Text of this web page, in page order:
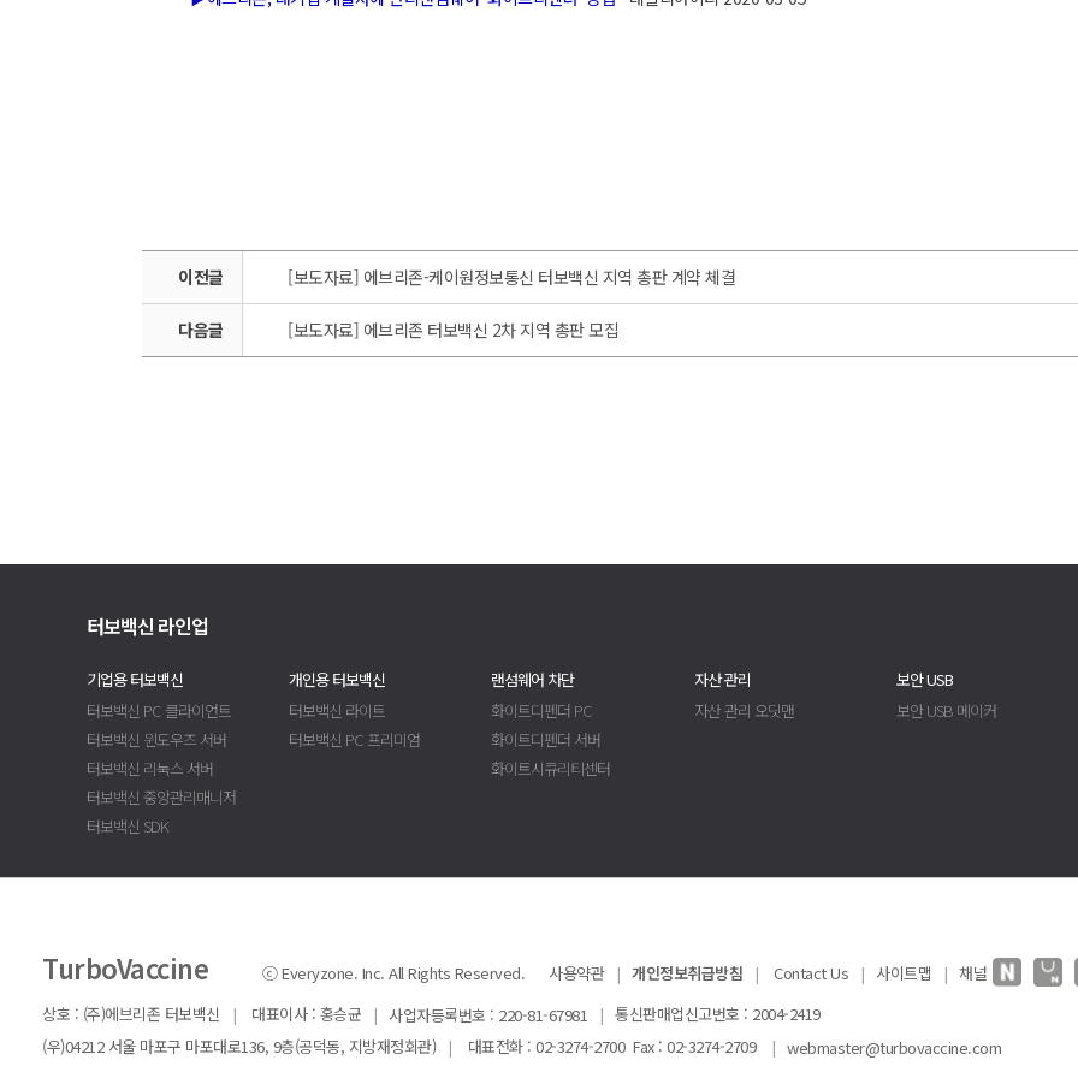
이전글 [보도자료] 에브리존-케이원정보통신 터보백신 지역 총판 계약 체결
다음글 [보도자료] 에브리존 터보백신 2차 지역 총판 모집
터보백신 라인업
기업용 터보백신
터보백신 PC 클라이언트
터보백신 윈도우즈 서버
터보백신 리눅스 서버
터보백신 중앙관리매니저
터보백신 SDK
개인용 터보백신
터보백신 라이트
터보백신 PC 프리미엄
랜섬웨어 차단
화이트디펜더 PC
화이트디펜더 서버
화이트시큐리티센터
자산 관리
자산 관리 오딧맨
보안 USB
보안 USB 메이커
TurboVaccine ⓒ Everyzone. Inc. All Rights Reserved. 사용약관 | 개인정보취급방침 | Contact Us | 사이트맵 | 채널
상호 : (주)에브리존 터보백신
| 대표이사 : 홍승균 | 사업자등록번호 : 220-81-67981 | 통신판매업신고번호 : 2004-2419
(우)04212 서울 마포구 마포대로136, 9층(공덕동, 지방재정회관)
| 대표전화 : 02-3274-2700 Fax : 02-3274-2709 | webmaster@turbovaccine.com